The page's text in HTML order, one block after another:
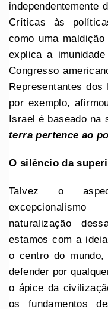
independentemente
Críticas às
como uma
explica a
Congresso
Representantes
por exemplo,
Israel é baseado na
terra pertence ao
O silêncio da
Talvez o
naturalização
estamos com a
o centro do
defender por
o ápice da
os fundamentos